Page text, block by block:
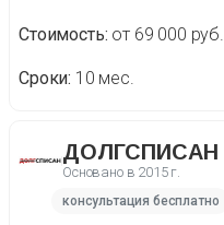
Стоимость от 69 000 руб.
Сроки 10 мес.
ДОЛГСПИСАН
Основано в 2015 г.
консультация бесплатно